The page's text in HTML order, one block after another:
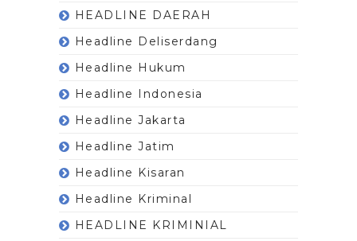
HEADLINE DAERAH
Headline Deliserdang
Headline Hukum
Headline Indonesia
Headline Jakarta
Headline Jatim
Headline Kisaran
Headline Kriminal
HEADLINE KRIMINIAL